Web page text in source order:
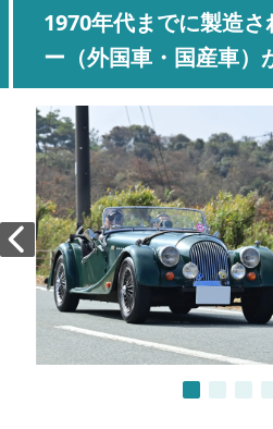
1970年代までに製造
ー（外国車・国産車）